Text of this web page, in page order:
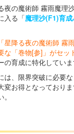
夜の魔術師 霧雨魔理
入る「魔理沙(F1)育成
「星降る夜の魔術師 霧
な「巻物[参]」がセッ
の育成に特化していま
は、限界突破に必要
変お得となっておりま